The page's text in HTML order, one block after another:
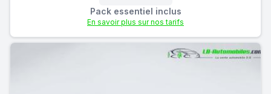
Pack essentiel inclus
En savoir plus sur nos tarifs